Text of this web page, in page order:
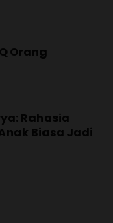
Orang
Rahasia
Biasa Jadi